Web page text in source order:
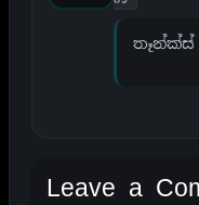
Leave a